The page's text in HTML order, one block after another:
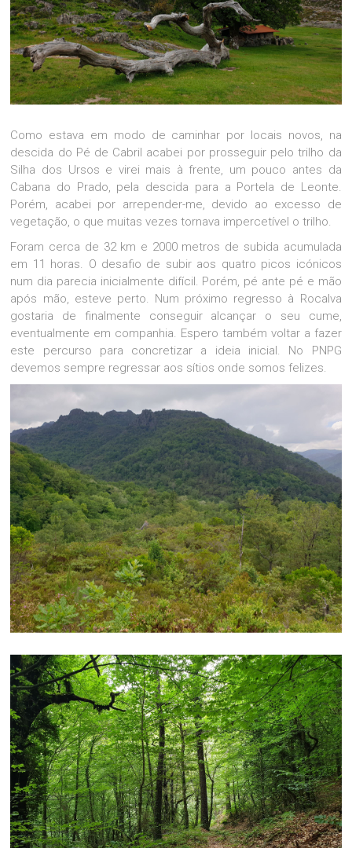
Como estava em modo de caminhar por locais novos, na
descida do Pé de Cabril acabei por prosseguir pelo trilho da
Silha dos Ursos e virei mais à frente, um pouco antes da
Cabana do Prado, pela descida para a Portela de Leonte.
Porém, acabei por arrepender-me, devido ao excesso de
vegetação, o que muitas vezes tornava impercetível o trilho.
Foram cerca de 32 km e 2000 metros de subida acumulada
em 11 horas. O desafio de subir aos quatro picos icónicos
num dia parecia inicialmente difícil. Porém, pé ante pé e mão
após mão, esteve perto. Num próximo regresso à Rocalva
gostaria de finalmente conseguir alcançar o seu cume,
eventualmente em companhia. Espero também voltar a fazer
este percurso para concretizar a ideia inicial. No PNPG
devemos sempre regressar aos sítios onde somos felizes.